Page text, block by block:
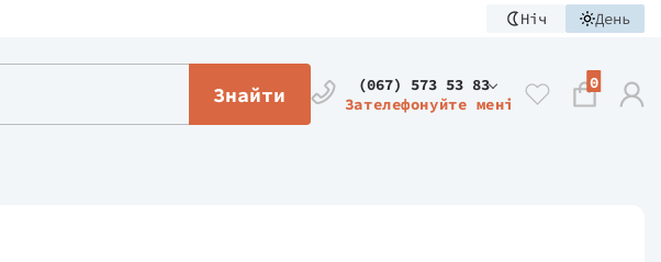
Ніч День
Знайти
(067) 573 53 83
Зателефонуйте мені
0